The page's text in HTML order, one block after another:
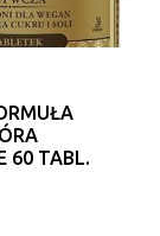
60 TABL.